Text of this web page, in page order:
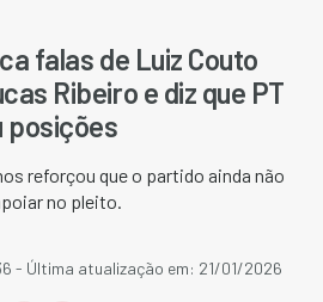
falas de Luiz Couto
Ribeiro e diz que PT
posições
reforçou que o partido ainda não
no pleito.
- Última atualização em: 21/01/2026